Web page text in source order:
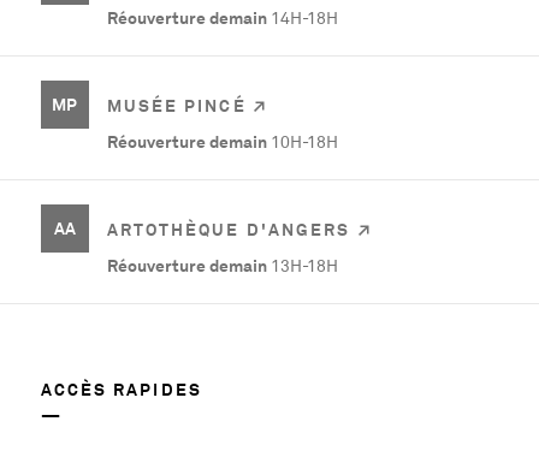
Réouverture demain 14H-18H
MP
MUSÉE PINCÉ
Réouverture demain 10H-18H
AA
ARTOTHÈQUE D'ANGERS
Réouverture demain 13H-18H
ACCÈS RAPIDES